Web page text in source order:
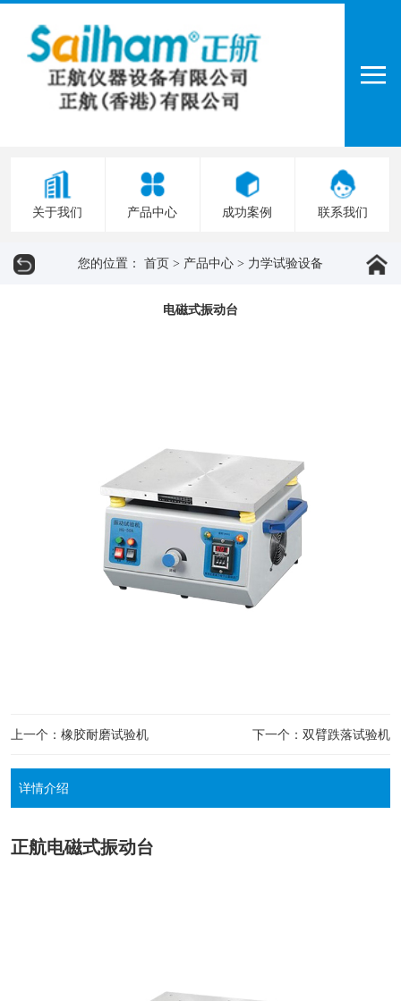
关于我们 产品中心 成功案例 联系我们
您的位置： 首页 > 产品中心 > 力学试验设备
电磁式振动台
上一个：橡胶耐磨试验机 下一个：双臂跌落试验机
详情介绍
正航电磁式振动台